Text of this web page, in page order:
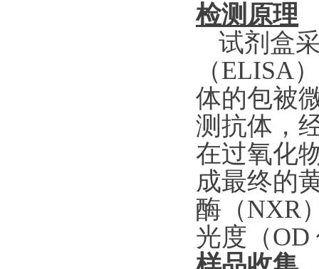
检测原理
试剂盒
（ELISA
体的包被
测抗体，
在过氧化
成最终的
酶 （NXR
光度（OD